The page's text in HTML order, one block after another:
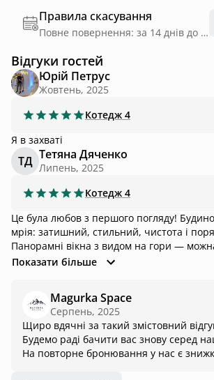
Правила скасування
Повне повернення: за 14 днів до дати заїзду
Відгуки гостей
Юрій Петрус
Жовтень, 2025
Котедж 4
Я в захваті
ТД Тетяна Дяченко
Липень, 2025
Котедж 4
Це була любов з першого погляду!
мрія: затишний, стильний, чистота і
Панорамні вікна з видом на гори —
й просто дивитись, як пливуть хмари. Чан — то окрема
продумано до дрібниць, від посуду до
словом — сюди хочеться повертатись ще
естетика і релакс зустрілись і сказали
Рекомендую всім, хто хоче гарно жити,
реально відпочити 💆‍♀️📸
Показати більше
Magurka Space
Серпень, 2025
Щиро вдячні за такий змістовний
Будемо раді бачити вас знову серед
На повторне бронювання у нас є